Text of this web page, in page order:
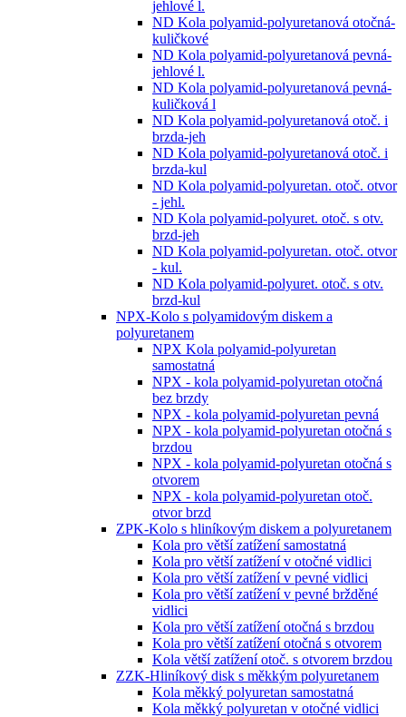
jehlové l.
ND Kola polyamid-polyuretanová otočná-
kuličkové
ND Kola polyamid-polyuretanová pevná-
jehlové l.
ND Kola polyamid-polyuretanová pevná-
kuličková l
ND Kola polyamid-polyuretanová otoč. i
brzda-jeh
ND Kola polyamid-polyuretanová otoč. i
brzda-kul
ND Kola polyamid-polyuretan. otoč. otvor
- jehl.
ND Kola polyamid-polyuret. otoč. s otv.
brzd-jeh
ND Kola polyamid-polyuretan. otoč. otvor
- kul.
ND Kola polyamid-polyuret. otoč. s otv.
brzd-kul
NPX-Kolo s polyamidovým diskem a
polyuretanem
NPX Kola polyamid-polyuretan
samostatná
NPX - kola polyamid-polyuretan otočná
bez brzdy
NPX - kola polyamid-polyuretan pevná
NPX - kola polyamid-polyuretan otočná s
brzdou
NPX - kola polyamid-polyuretan otočná s
otvorem
NPX - kola polyamid-polyuretan otoč.
otvor brzd
ZPK-Kolo s hliníkovým diskem a polyuretanem
Kola pro větší zatížení samostatná
Kola pro větší zatížení v otočné vidlici
Kola pro větší zatížení v pevné vidlici
Kola pro větší zatížení v pevné bržděné
vidlici
Kola pro větší zatížení otočná s brzdou
Kola pro větší zatížení otočná s otvorem
Kola větší zatížení otoč. s otvorem brzdou
ZZK-Hliníkový disk s měkkým polyuretanem
Kola měkký polyuretan samostatná
Kola měkký polyuretan v otočné vidlici